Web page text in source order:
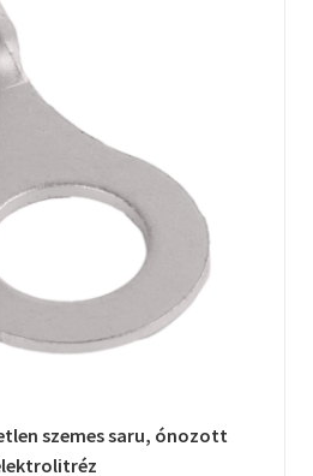
szemes saru, ónozott